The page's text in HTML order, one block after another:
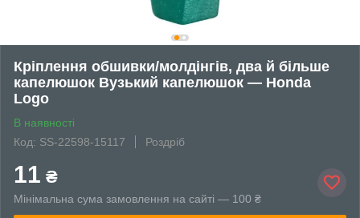
Кріплення обшивки/молдінгів, два й більше
капелюшок Вузький капелюшок — Honda
Logo
В наявності
Код: SS-22598-15117
Роздріб
11 ₴
Мінімальна сума замовлення на сайті — 100 ₴